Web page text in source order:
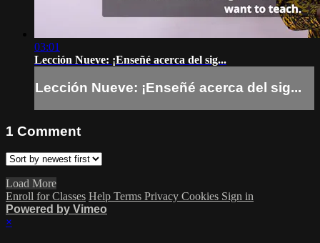
03:01
Lección Nueve: ¡Enseñé acerca del sig...
Lección Nueve: ¡Enseñé acerca del sig...
1 Comment
Load More
Enroll for Classes Help Terms Privacy Cookies Sign in
Powered by Vimeo
×